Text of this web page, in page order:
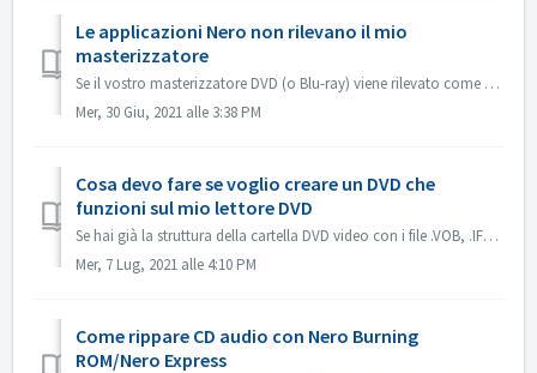
Le applicazioni Nero non rilevano il mio
masterizzatore
Se il vostro masterizzatore DVD (o Blu-ray) viene rilevato come masterizzatore CD, fate riferimento a questo articolo: https://nerosupport.freshdesk.com/en...
Mer, 30 Giu, 2021 alle 3:38 PM
Cosa devo fare se voglio creare un DVD che
funzioni sul mio lettore DVD
Se hai già la struttura della cartella DVD video con i file .VOB, .IFO/.BUP, puoi usare Nero BurningROM per masterizzare DVD. 1. Nuova compilazione. Selezio...
Mer, 7 Lug, 2021 alle 4:10 PM
Come rippare CD audio con Nero Burning
ROM/Nero Express